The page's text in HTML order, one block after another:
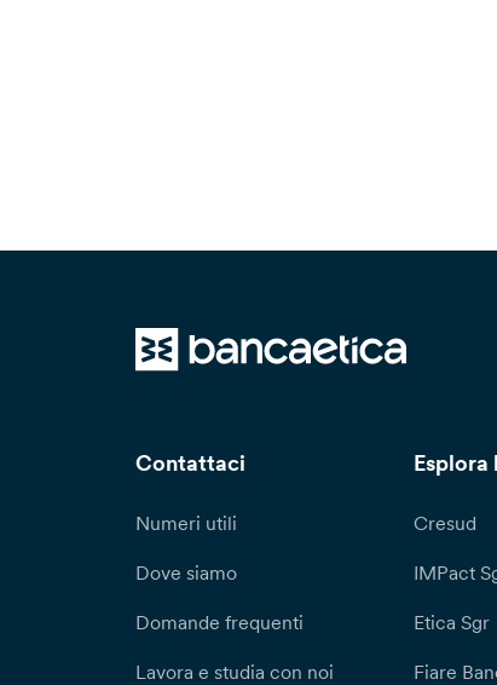
Contattaci
Numeri utili
Dove siamo
Domande frequenti
Lavora e studia con noi
Esplora
Cresud
IMPact
Etica Sgr
Fiare